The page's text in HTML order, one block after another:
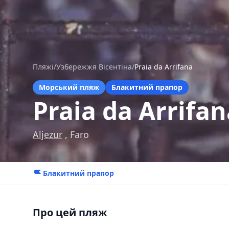
Пляжі/Узбережжя Вісентіна/Praia da Arrifana
Морський пляж Блакитний прапор
Praia da
Aljezur , Faro
Блакитний прапор
Про цей пляж